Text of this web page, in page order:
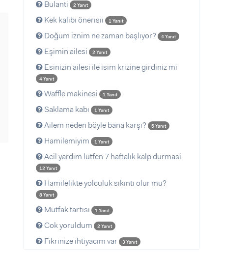
Bulanti 2 Yanıt
Kek kalıbı önerisii 1 Yanıt
Doğum iznim ne zaman başlıyor? 4 Yanıt
Eşimin ailesi 2 Yanıt
Esinizin ailesi ile isim krizine girdiniz mi
4 Yanıt
Waffle makinesi 1 Yanıt
Saklama kabı 1 Yanıt
Ailem neden böyle bana karşı? 5 Yanıt
Hamilemiyim 1 Yanıt
Acil yardım lütfen 7 haftalık kalp durmasi
12 Yanıt
Hamilelikte yolculuk sıkıntı olur mu?
8 Yanıt
Mutfak tartısı 1 Yanıt
Cok yoruldum 2 Yanıt
Fikrinize ihtiyacım var 3 Yanıt